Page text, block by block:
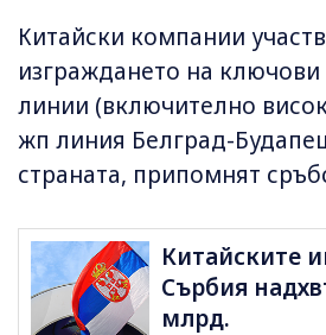
Китайски компании
изграждането на
линии (включително
жп линия Белград-
страната, припомнят
Китайските
Сърбия
млрд.